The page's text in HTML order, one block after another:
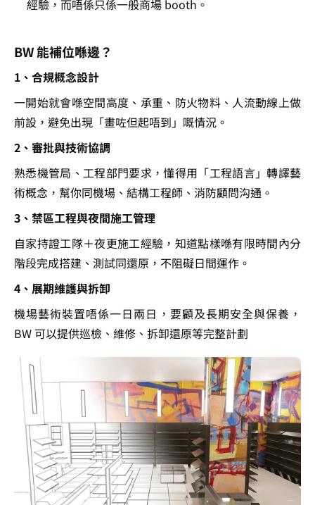
經驗，而唔係只係一般商場 booth。
BW 能補位喺邊？
1、合規概念設計
一開始就會喺空間高度、承重、防火物料、人流動線上做
前設，避免出現「畫咗但起唔到」嘅情況。
2、審批與技術協調
熟悉機管局、工程部門要求，懂得用「工程語言」轉譯藝
術概念，幫你同機場、結構工程師、消防顧問沟通。
3、禁區工程與夜間施工管理
自家持證工隊＋夜更施工經驗，知道點樣喺有限時間內分
階段完成搭建、測試同還原，不阻礙日間運作。
4、展期維護與拆卸
機場藝術裝置唔係一日兩日，要顧及長期安全與保養，
BW 可以提供巡檢、維修、拆卸還原等完整計劃